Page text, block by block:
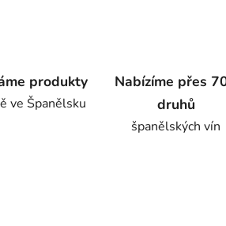
produkty
ve Španělsku
Nabízíme přes
druhů
španělských vín